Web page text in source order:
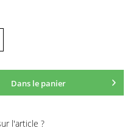
Dans le panier
l'article ?